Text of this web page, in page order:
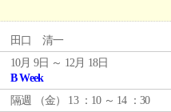
田口 清一
10月 9日 ～ 12月 18日
B Week
隔週 （金） 13 ：10 ～ 14 ：30